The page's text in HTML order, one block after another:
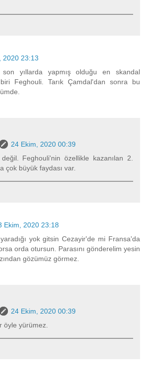
2020 23:13
son yıllarda yapmış olduğu en skandal
Feghouli. Tarık Çamdal'dan sonra bu
24 Ekim, 2020 00:39
Feghouli'nin özellikle kazanılan 2.
çok büyük faydası var.
Ekim, 2020 23:18
yok gitsin Cezayir'de mi Fransa'da
orda otursun. Parasını gönderelim yesin
gözümüz görmez.
24 Ekim, 2020 00:39
öyle yürümez.